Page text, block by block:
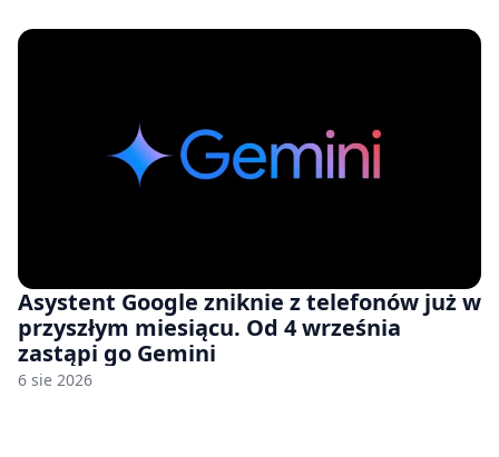
Asystent Google zniknie z telefonów już w
przyszłym miesiącu. Od 4 września
zastąpi go Gemini
6 sie 2026